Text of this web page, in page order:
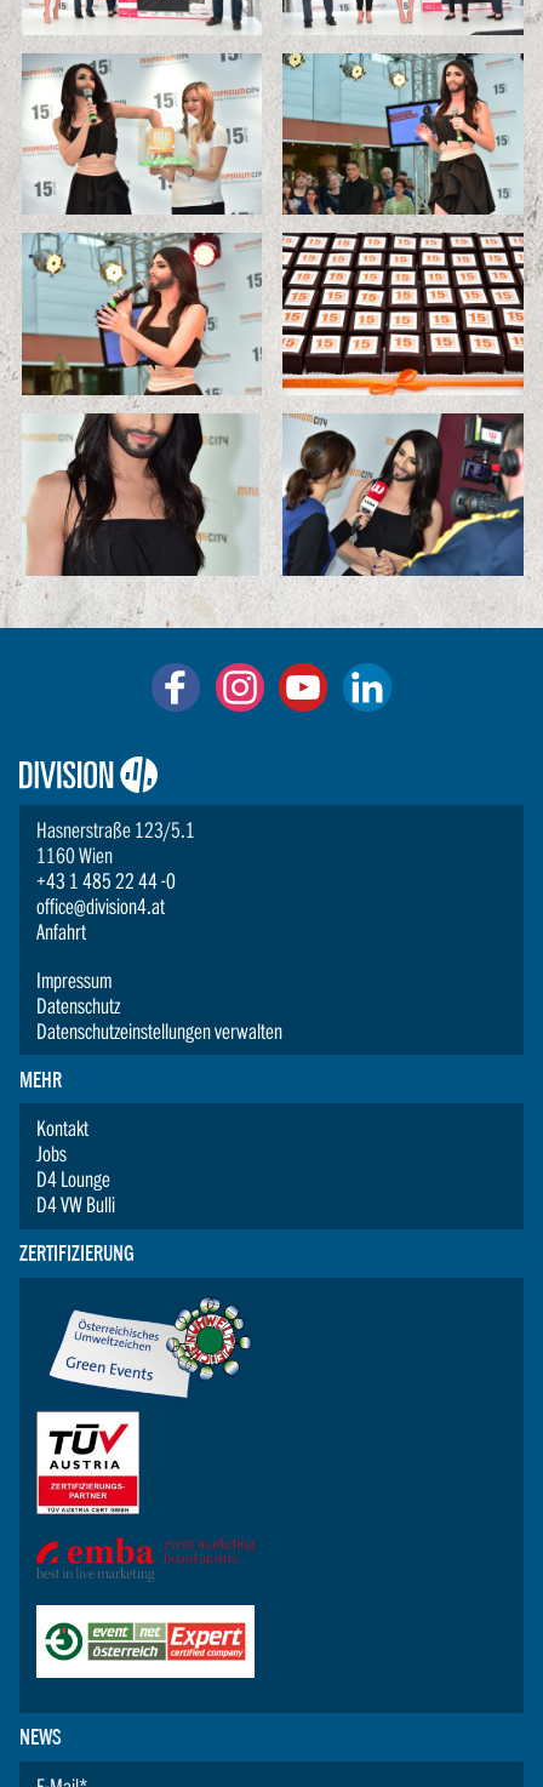
Logo:
Division4
Hasnerstraße 123/5.1
1160 Wien
+43 1 485 22 44 -0
office@division4.at
Anfahrt
Impressum
Datenschutz
Datenschutzeinstellungen verwalten
MEHR
Kontakt
Jobs
D4 Lounge
D4 VW Bulli
ZERTIFIZIERUNG
NEWS